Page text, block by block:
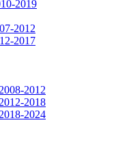
2019
2012
2017
2012
2018
2024